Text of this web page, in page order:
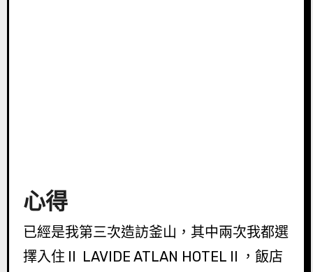
心得
已經是我第三次造訪釜山，其中兩次我都選
擇入住Ⅱ LAVIDE ATLAN HOTELⅡ，飯店